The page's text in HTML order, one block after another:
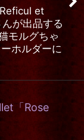
et
が出品する
モルグちゃ
ホルダーに
「Rose